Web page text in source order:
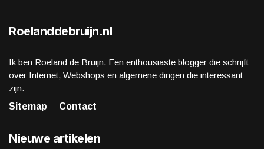
Roelanddebruijn.nl
Ik ben Roeland de Bruijn. Een enthousiaste blogger die schrijft
over Internet, Webshops en algemene dingen die interessant
zijn.
Sitemap
Contact
Nieuwe artikelen